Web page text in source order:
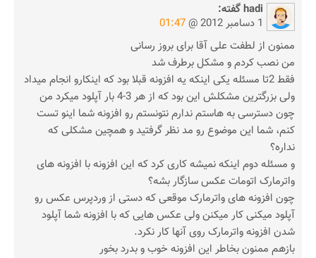
hadiگفته:
1 دسامبر 2012 @
01:47
ممنون از لطفت علی آقا برای بروز رسانی
من نصب کردم و مشکل برطرف شد
فقط 2تا مسئله یکی اینکه یه افزونه قبلا بود که اینکارو انجام میداد
ولی بزرگترین مشکلش این بود که از هر 3-4 بار آپلود میکرد من
چون دسترسی به هاستم ندارم نتونستم رو افزونه شما اینو تست
کنم، شما این موضوع رو مد نظر گرفتید و همچین مشکلی که
نداره؟
و مسئله دوم اینکه نمیشه کاری کرد که این افزونه با افزونه های
واترمارک اتومات عکس سازگار بشه؟
چون افزونه های واترمارک موقعی که دستی از وردپرس عکس رو
آپلود میکنی کار میکنن ولی عکس هایی که با افزونه شما آپلود
شدن افزونه واترمارک روی آنها کار نکرد.
بازهم ممنون بخاطر این افزونه خوب و بدرد بخور